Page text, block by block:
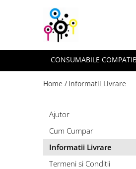
Consumabile compatibile
Cartuşe cerneală
Unităţi de imagine
Rezerve cerneală
Consumabile originale
Cartuşe inkjet
Flacoane cerneală
Piese şi accesorii
Cerneală refill
CONSUMABILE
Home / Informatii Livrare
Ajutor
Cum Cumpar
Informatii Livrare
Termeni si Conditii